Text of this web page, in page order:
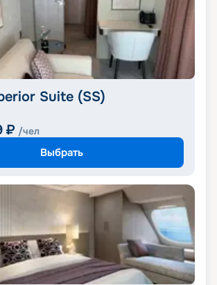
Suite (SS)
₽ /чел
Выбрать